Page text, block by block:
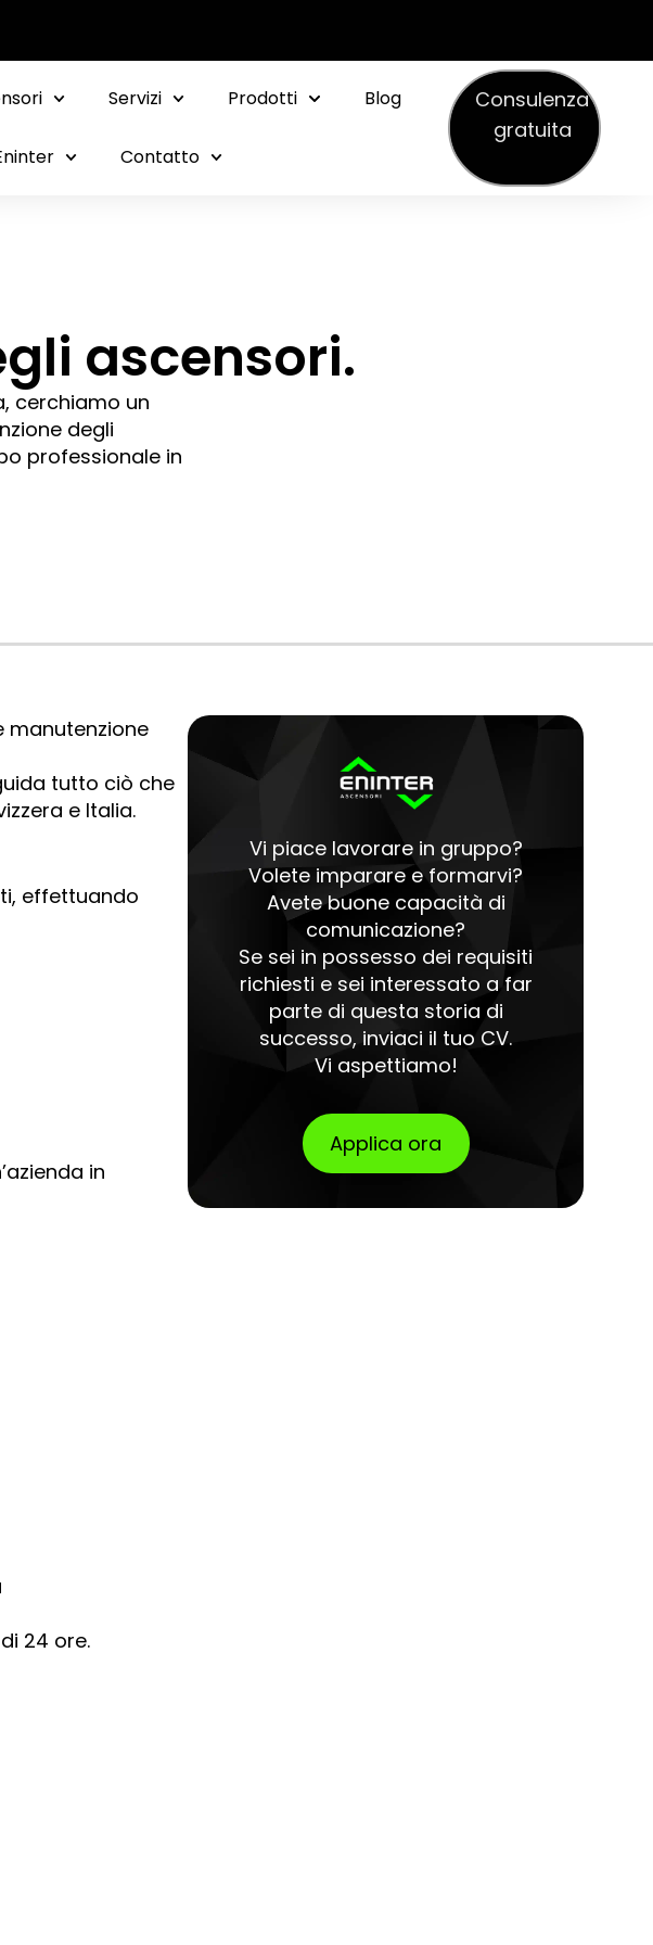
Servizi Prodotti Blog
Contatto
Consulenza
gratuita
ascensori.
cerchiamo un
degli
professionale in
manutenzione
tutto ciò che
e Italia.
effettuando
in
24 ore.
Vi piace lavorare in gruppo?
Volete imparare e formarvi?
Avete buone capacità di
comunicazione?
Se sei in possesso dei requisiti
richiesti e sei interessato a far
parte di questa storia di
successo, inviaci il tuo CV.
Vi aspettiamo!
Applica ora